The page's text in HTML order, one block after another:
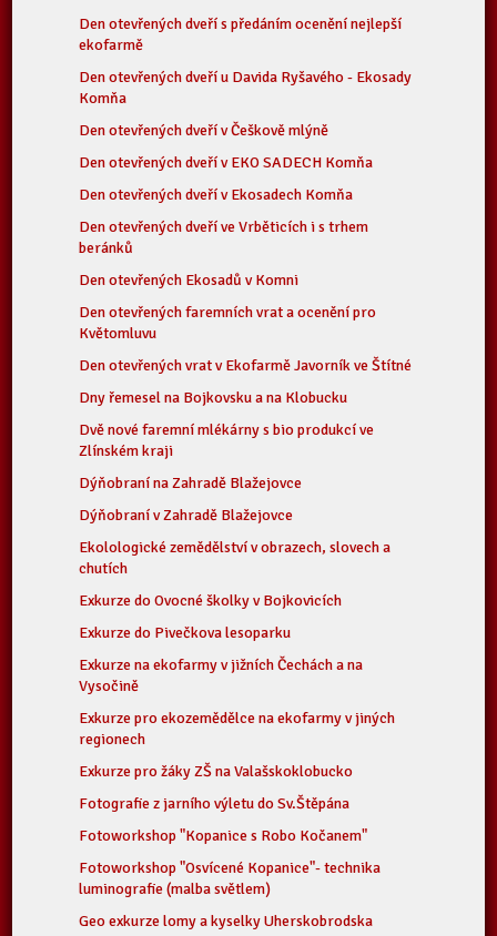
Den otevřených dveří s předáním ocenění nejlepší
ekofarmě
Den otevřených dveří u Davida Ryšavého - Ekosady
Komňa
Den otevřených dveří v Češkově mlýně
Den otevřených dveří v EKO SADECH Komňa
Den otevřených dveří v Ekosadech Komňa
Den otevřených dveří ve Vrběticích i s trhem
beránků
Den otevřených Ekosadů v Komni
Den otevřených faremních vrat a ocenění pro
Květomluvu
Den otevřených vrat v Ekofarmě Javorník ve Štítné
Dny řemesel na Bojkovsku a na Klobucku
Dvě nové faremní mlékárny s bio produkcí ve
Zlínském kraji
Dýňobraní na Zahradě Blažejovce
Dýňobraní v Zahradě Blažejovce
Ekolologické zemědělství v obrazech, slovech a
chutích
Exkurze do Ovocné školky v Bojkovicích
Exkurze do Pivečkova lesoparku
Exkurze na ekofarmy v jižních Čechách a na
Vysočině
Exkurze pro ekozemědělce na ekofarmy v jiných
regionech
Exkurze pro žáky ZŠ na Valašskoklobucko
Fotografie z jarního výletu do Sv.Štěpána
Fotoworkshop "Kopanice s Robo Kočanem"
Fotoworkshop "Osvícené Kopanice"- technika
luminografie (malba světlem)
Geo exkurze lomy a kyselky Uherskobrodska